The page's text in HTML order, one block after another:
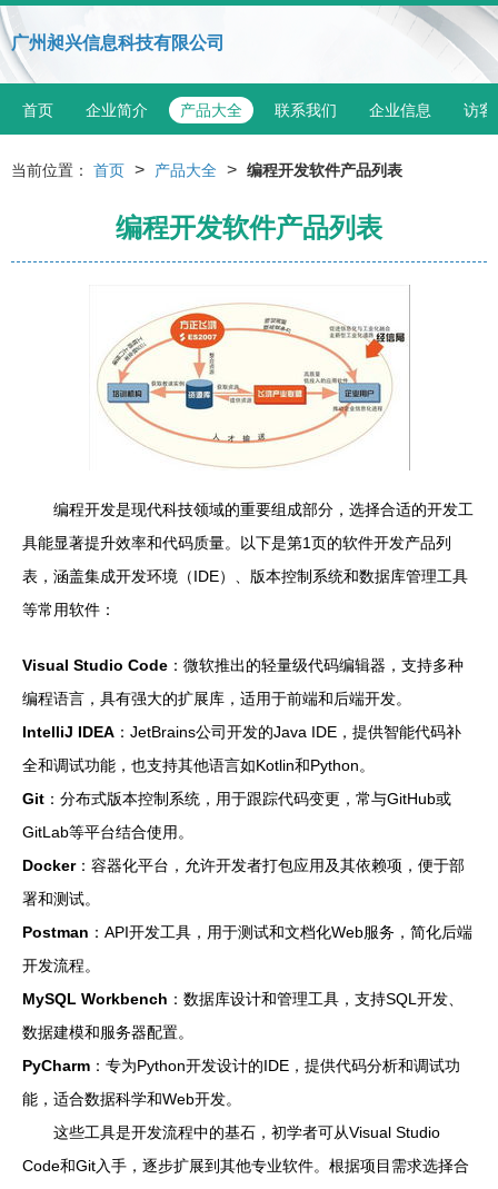
广州昶兴信息科技有限公司
首页 企业简介 产品大全 联系我们 企业信息 访客
当前位置： 首页 > 产品大全 > 编程开发软件产品列表
编程开发软件产品列表
编程开发是现代科技领域的重要组成部分，选择合适的开发工
具能显著提升效率和代码质量。以下是第1页的软件开发产品列
表，涵盖集成开发环境（IDE）、版本控制系统和数据库管理工具
等常用软件：
Visual Studio Code ：微软推出的轻量级代码编辑器，支持多种
编程语言，具有强大的扩展库，适用于前端和后端开发。
IntelliJ IDEA ：JetBrains公司开发的Java IDE，提供智能代码补
全和调试功能，也支持其他语言如Kotlin和Python。
Git ：分布式版本控制系统，用于跟踪代码变更，常与GitHub或
GitLab等平台结合使用。
Docker：容器化平台，允许开发者打包应用及其依赖项，便于部
署和测试。
Postman ：API开发工具，用于测试和文档化Web服务，简化后端
开发流程。
MySQL Workbench ：数据库设计和管理工具，支持SQL开发、
数据建模和服务器配置。
PyCharm ：专为Python开发设计的IDE，提供代码分析和调试功
能，适合数据科学和Web开发。
这些工具是开发流程中的基石，初学者可从Visual Studio
Code和Git入手，逐步扩展到其他专业软件。根据项目需求选择合